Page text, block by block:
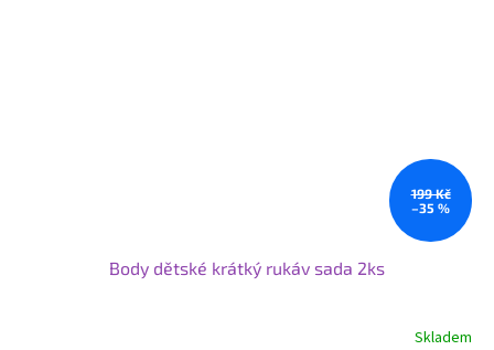
199 Kč
–35 %
Body dětské krátký rukáv sada 2ks
Skladem